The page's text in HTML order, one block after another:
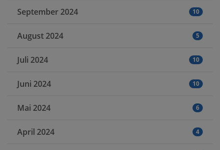
September 2024 10
August 2024 5
Juli 2024 10
Juni 2024 10
Mai 2024 6
April 2024 4